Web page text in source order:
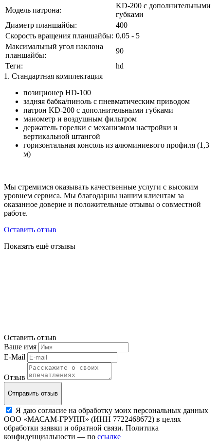
Модель патрона:
KD-200 с дополнительными
губками
Диаметр планшайбы:
400
Скорость вращения планшайбы: 0,05 - 5
Максимальный угол наклона
планшайбы:
90
Теги:
hd
1. Стандартная комплектация
позиционер HD-100
задняя бабка/пиноль с пневматическим приводом
патрон KD-200 с дополнительными губками
манометр и воздушным фильтром
держатель горелки с механизмом настройки и
вертикальной штангой
горизонтальная консоль из алюминиевого профиля (1,3
м)
Мы стремимся оказывать качественные услуги с высоким
уровнем сервиса. Мы благодарны нашим клиентам за
оказанное доверие и положительные отзывы о совместной
работе.
Оставить отзыв
Показать ещё отзывы
Оставить отзыв
Ваше имя
E-Mail
Отзыв
Отправить отзыв
Я даю согласие на обработку моих персональных данных
ООО «МАСАМ-ГРУПП» (ИНН 7722468672) в целях
обработки заявки и обратной связи. Политика
конфиденциальности — по ссылке